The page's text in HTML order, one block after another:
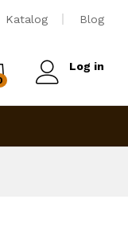
Katalog Blog
Log in
ke keranjang